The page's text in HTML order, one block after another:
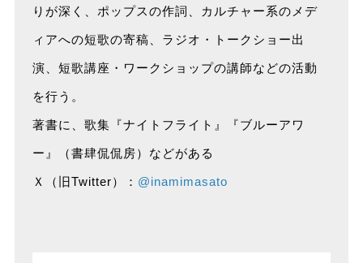
りが深く、ポップスの作詞、カルチャー系のメデ
ィアへの短歌の寄稿、ラジオ・トークショー出
演、短歌講座・ワークショップの講師などの活動
を行う。
著書に、歌集『ナイトフライト』『ブルーアワ
ー』（書肆侃侃房）などがある
Ｘ（旧Twitter）： @inamimasato